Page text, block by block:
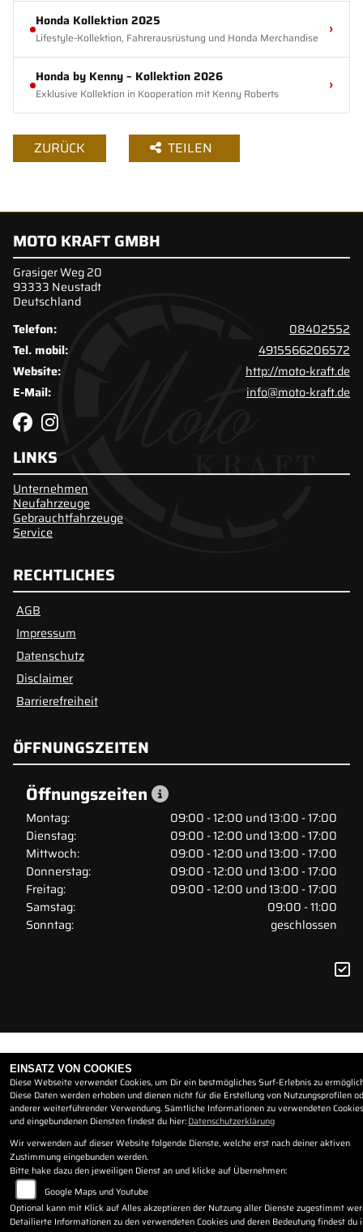
Honda Kollektion 2025
Lifestyle-Kollektion, Fahrerausrüstung und Honda Merchandise ›
Honda by Kenny – Kollektion 2026
Exklusive Kollektion in Kooperation mit Kenny Roberts ›
ZURÜCK TEILEN
MOTO KRAFT GMBH
Grasiger Weg 20
93333 Neustadt
Deutschland
Telefon:
08402552
Tel. mobil:
4915566206572
Website:
http://moto-kraft.de
E-Mail:
info@moto-kraft.de
LINKS
Unternehmen
Neufahrzeuge
Gebrauchtfahrzeuge
Service
RECHTLICHES
AGB
Impressum
Datenschutz
Disclaimer
Barrierefreiheit
ÖFFNUNGSZEITEN
Öffnungszeiten
Montag:
09:00 - 12:00 und 13:00 - 17:00
Dienstag:
09:00 - 12:00 und 13:00 - 17:00
Mittwoch:
09:00 - 12:00 und 13:00 - 17:00
Donnerstag:
09:00 - 12:00 und 13:00 - 17:00
Freitag:
09:00 - 12:00 und 13:00 - 17:00
Samstag:
09:00 - 11:00
Sonntag:
geschlossen
EINSATZ VON COOKIES
Diese Webseite verwendet Cookies, um Dir ein bestmögliches Surf-Erlebnis zu
Diese Daten werden erhoben und dienen nicht für die Erstellung von Nutzungsprofilen
anderer weiterführender Verwendung. Sämtliche Informationen zu verwendeten Cookies
und eingebundenen Diensten findest du hier:Datenschutzerklärung
Wir verwenden auf dieser Website folgende Dienste, welche erst nach deiner aktiven
Zustimmung eingebunden werden.
Bitte hake dazu den jeweiligen Dienst an und klicke auf Übernehmen:
Google Maps und Youtube
Optional kann mit Klick auf Alles akzeptieren der Nutzung aller Dienste zugestimmt
Detailierte Informationen zu den verwendeten Cookies und deren Bedeutung findest du